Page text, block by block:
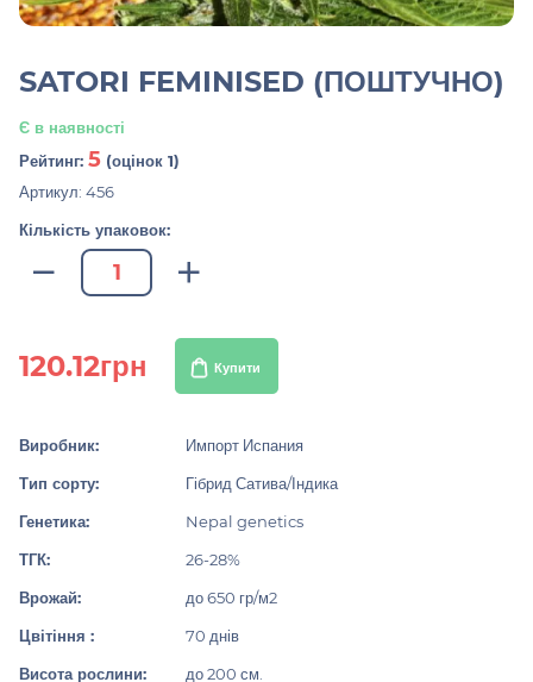
SATORI FEMINISED (ПОШТУЧНО)
Є в наявності
Рейтинг: 5 (оцінок 1)
Артикул: 456
Кількість упаковок:
120.12грн Купити
Виробник:
Импорт Испания
Тип сорту:
Гібрид Сатива/Індика
Генетика:
Nepal genetics
ТГК:
26-28%
Врожай:
до 650 гр/м2
Цвітіння :
70 днів
Висота рослини:
до 200 см.